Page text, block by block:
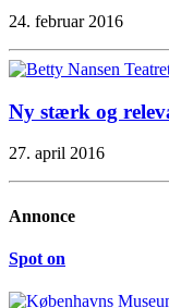
24. februar 2016
Ny stærk og
27. april 2016
Annonce
Spot on